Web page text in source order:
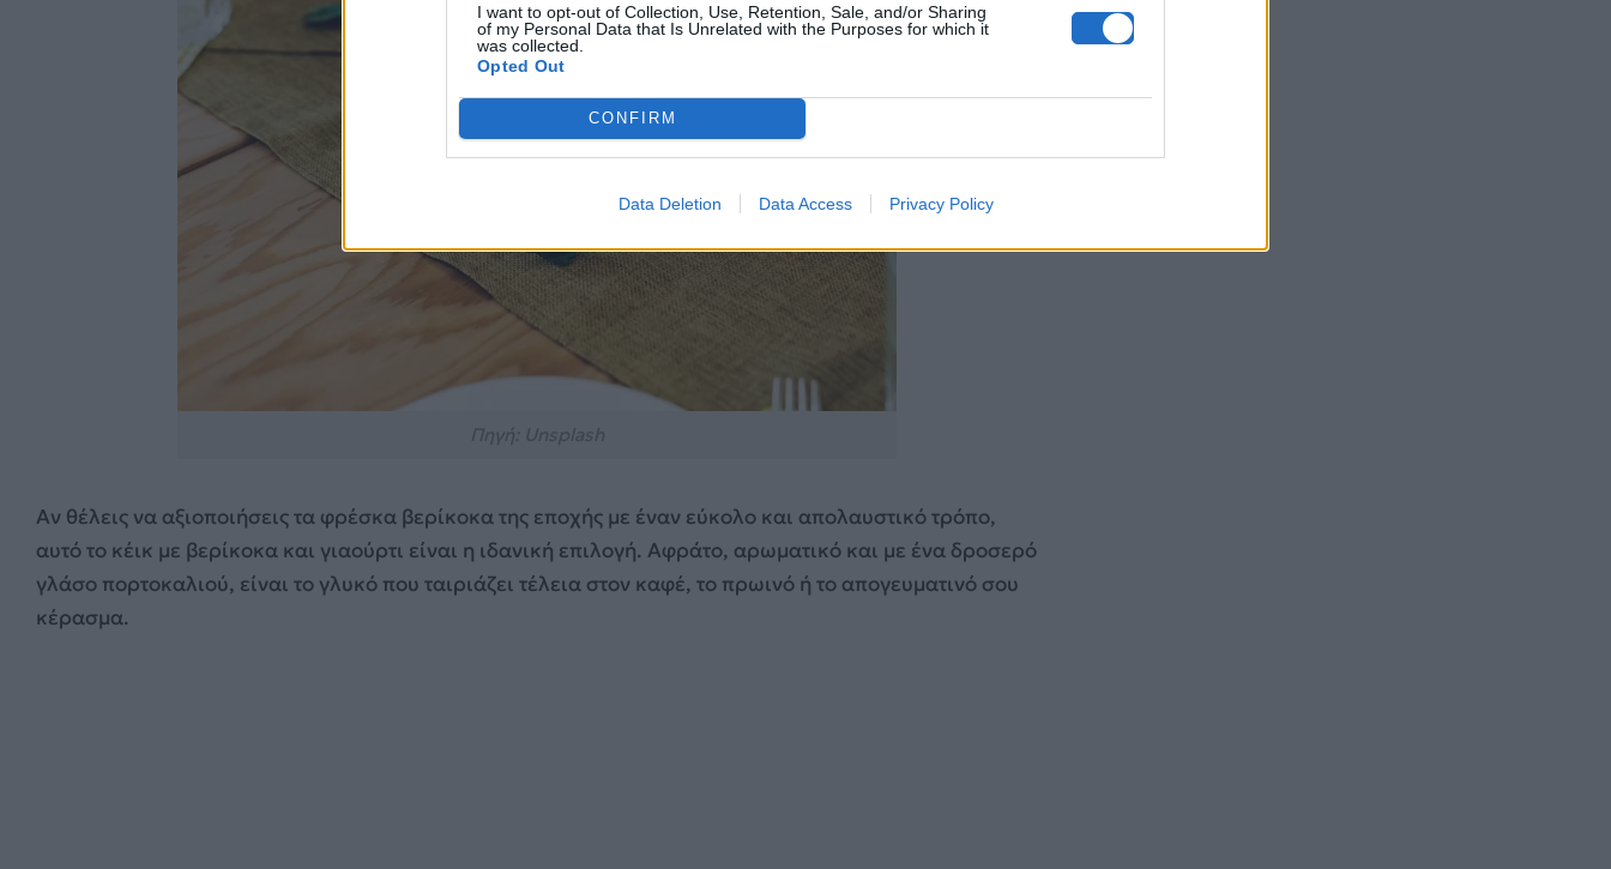
I want to opt-out of Collection, Use, Retention, Sale, and/or Sharing
of my Personal Data that Is Unrelated with the Purposes for which it
was collected.
Opted Out
CONFIRM
Data Deletion Data Access Privacy Policy
Αν θέλεις να αξιοποιήσεις τα φρέσκα βερίκοκα της εποχής με έναν εύκολο και απολαυστικό τρόπο,
αυτό το κέικ με βερίκοκα και γιαούρτι είναι η ιδανική επιλογή. Αφράτο, αρωματικό και με ένα δροσερό
γλάσο πορτοκαλιού, είναι το γλυκό που ταιριάζει τέλεια στον καφέ, το πρωινό ή το απογευματινό σου
κέρασμα.